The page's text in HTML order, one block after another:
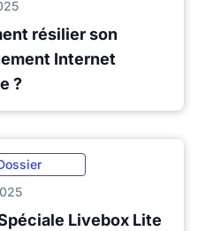
résilier son
Internet
?
Livebox Lite